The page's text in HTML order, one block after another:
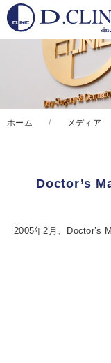
ホーム メディア
Doctor’s
2005年2月、Doctor’s